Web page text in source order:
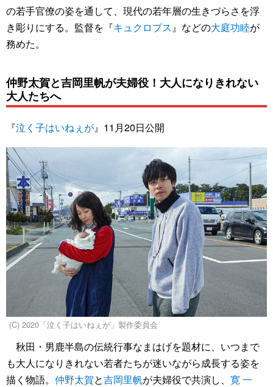
の若手官僚の姿を通して、現代の若年層の生きづらさを浮
き彫りにする。監督を『キュクロプス』などの大庭功睦が
務めた。
仲野太賀と吉岡里帆が夫婦役！大人になりきれない
大人たちへ
『泣く子はいねぇが』11月20日公開
(C) 2020「泣く子はいねぇが」製作委員会
秋田・男鹿半島の伝統行事なまはげを題材に、いつまで
も大人になりきれない若者たちが迷いながら成長する姿を
描く物語。 仲野太賀と吉岡里帆が夫婦役で共演し、 寛 一